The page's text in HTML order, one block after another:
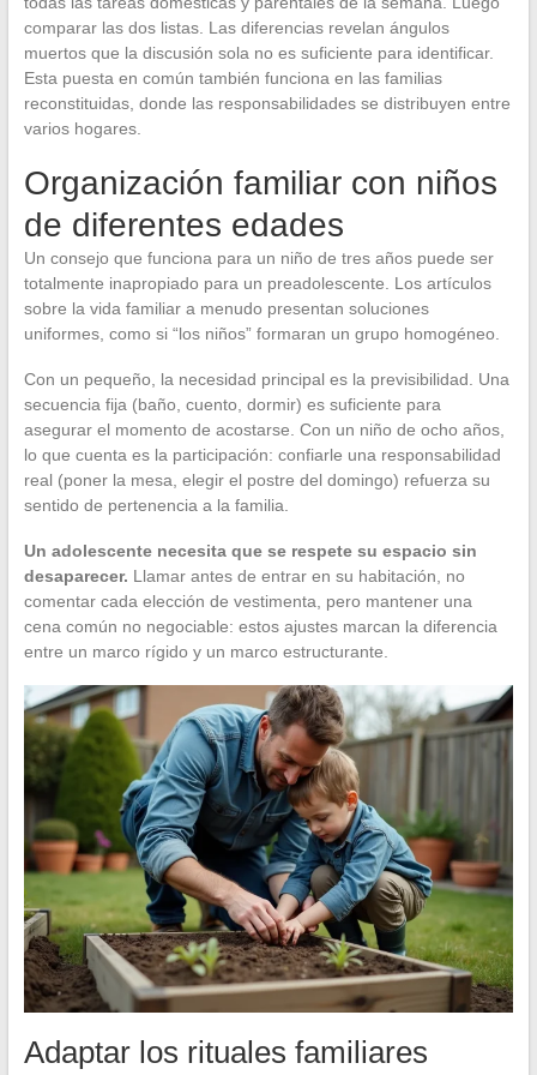
comparar las dos listas. Las diferencias revelan ángulos
muertos que la discusión sola no es suficiente para identificar.
Esta puesta en común también funciona en las familias
reconstituidas, donde las responsabilidades se distribuyen entre
varios hogares.
Organización familiar con niños
de diferentes edades
Un consejo que funciona para un niño de tres años puede ser
totalmente inapropiado para un preadolescente. Los artículos
sobre la vida familiar a menudo presentan soluciones
uniformes, como si “los niños” formaran un grupo homogéneo.
Con un pequeño, la necesidad principal es la previsibilidad. Una
secuencia fija (baño, cuento, dormir) es suficiente para
asegurar el momento de acostarse. Con un niño de ocho años,
lo que cuenta es la participación: confiarle una responsabilidad
real (poner la mesa, elegir el postre del domingo) refuerza su
sentido de pertenencia a la familia.
Un adolescente necesita que se respete su espacio sin
desaparecer. Llamar antes de entrar en su habitación, no
comentar cada elección de vestimenta, pero mantener una
cena común no negociable: estos ajustes marcan la diferencia
entre un marco rígido y un marco estructurante.
Adaptar los rituales familiares